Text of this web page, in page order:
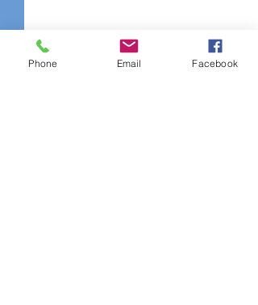
Phone Email Facebook